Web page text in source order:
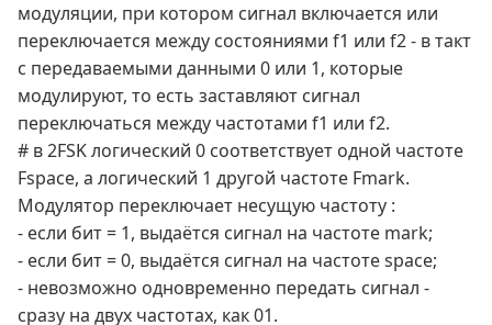
модуляции, при котором сигнал включается или
переключается между состояниями f1 или f2 - в такт
с передаваемыми данными 0 или 1, которые
модулируют, то есть заставляют сигнал
переключаться между частотами f1 или f2.
# в 2FSK логический 0 соответствует одной частоте
Fspace, а логический 1 другой частоте Fmark.
Модулятор переключает несущую частоту :
- если бит = 1, выдаётся сигнал на частоте mark;
- если бит = 0, выдаётся сигнал на частоте space;
- невозможно одновременно передать сигнал -
сразу на двух частотах, как 01.